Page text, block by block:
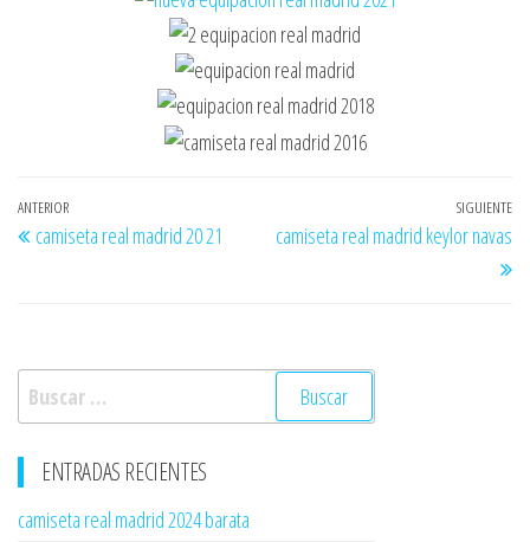
Navegación
de
Entrada
anterior
ANTERIOR
camiseta real madrid 20 21
SIGUIENTE
camiseta real madrid keylor navas
Buscar:
ENTRADAS RECIENTES
camiseta real madrid 2024 barata